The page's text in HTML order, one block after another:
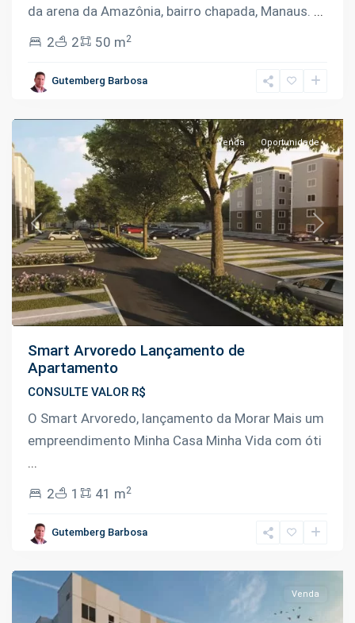
da arena da Amazônia, bairro chapada, Manaus. ...
2
2 50 m2
Gutemberg Barbosa
Paz
Previous Next
Venda Oportunidade
Smart Arvoredo Lançamento de
Apartamento
CONSULTE VALOR R$
O Smart Arvoredo, lançamento da Morar Mais um
empreendimento Minha Casa Minha Vida com óti
...
2
1 41 m2
Gutemberg Barbosa
Flores,
Venda